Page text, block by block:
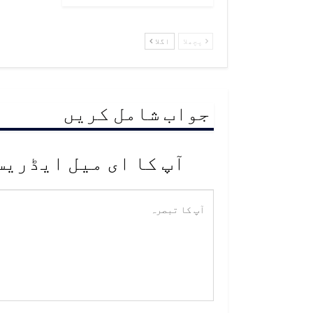
پچھلا اگلا
جواب شامل کریں
آپ کا ای میل